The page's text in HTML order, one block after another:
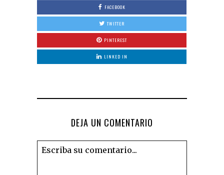
FACEBOOK
TWITTER
PINTEREST
LINKED IN
DEJA UN COMENTARIO